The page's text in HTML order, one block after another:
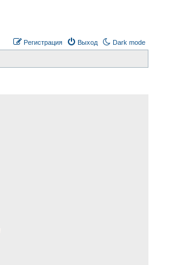
Dark mode
Выход
Регистрация